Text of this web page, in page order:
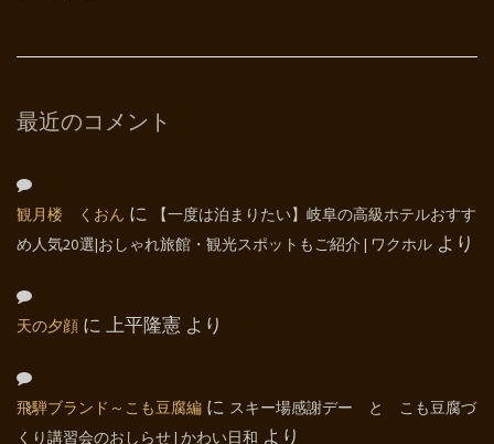
最近のコメント
観月楼 くおん に
【一度は泊まりたい】岐阜の高級ホテルおすす
め人気20選|おしゃれ旅館・観光スポットもご紹介 | ワクホル より
天の夕顔 に 上平隆憲 より
飛騨ブランド～こも豆腐編 に スキー場感謝デー と こも豆腐づ
くり講習会のおしらせ | かわい日和 より